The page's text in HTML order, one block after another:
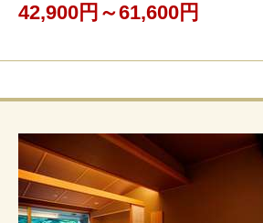
42,900円～61,600円